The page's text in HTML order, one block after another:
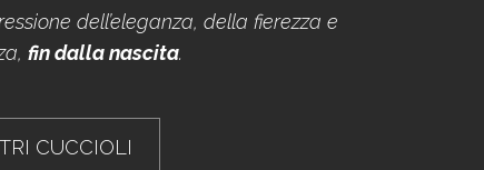
dell’eleganza, della fierezza e
fin dalla nascita.
CUCCIOLI